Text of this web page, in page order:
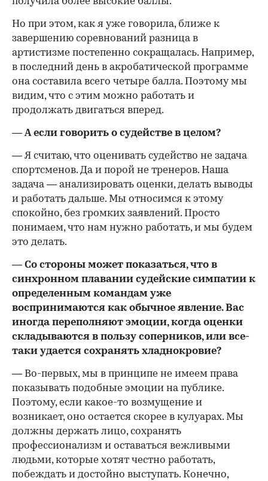
Но при этом, как я уже говорила, ближе к
завершению соревнований разница в
артистизме постепенно сокращалась. Например,
в последний день в акробатической программе
она составила всего четыре балла. Поэтому мы
видим, что с этим можно работать и
продолжать двигаться вперед.
— А если говорить о судействе в целом?
— Я считаю, что оценивать судейство не задача
спортсменов. Да и порой не тренеров. Наша
задача — анализировать оценки, делать выводы
и работать дальше. Мы относимся к этому
спокойно, без громких заявлений. Просто
понимаем, что нам нужно работать, и мы будем
это делать.
— Со стороны может показаться, что в
синхронном плавании судейские симпатии к
определенным командам уже
воспринимаются как обычное явление. Вас
иногда переполняют эмоции, когда оценки
складываются в пользу соперников, или все-
таки удается сохранять хладнокровие?
— Во-первых, мы в принципе не имеем права
показывать подобные эмоции на публике.
Поэтому, если какое-то возмущение и
возникает, оно остается скорее в кулуарах. Мы
должны держать лицо, сохранять
профессионализм и оставаться вежливыми
людьми, которые хотят честно работать,
побеждать и достойно выступать. Конечно,